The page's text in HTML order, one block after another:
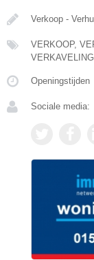
Verkoop -
VERKOOP,
Openingstijden
Sociale media: